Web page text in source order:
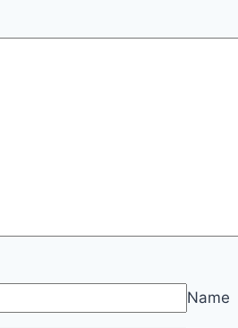
Name